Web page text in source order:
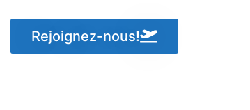
Rejoignez-nous!